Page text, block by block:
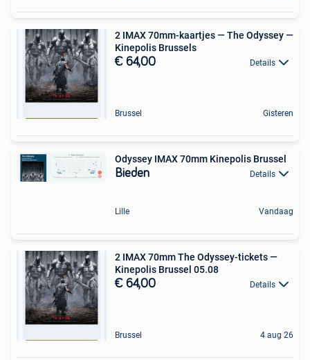
2 IMAX 70mm-kaartjes — The Odyssey —
Kinepolis Brussels
€ 64,00 Details
Brussel Gisteren
Odyssey IMAX 70mm Kinepolis Brussel
Bieden Details
Lille Vandaag
2 IMAX 70mm The Odyssey-tickets —
Kinepolis Brussel 05.08
€ 64,00 Details
Brussel 4 aug 26